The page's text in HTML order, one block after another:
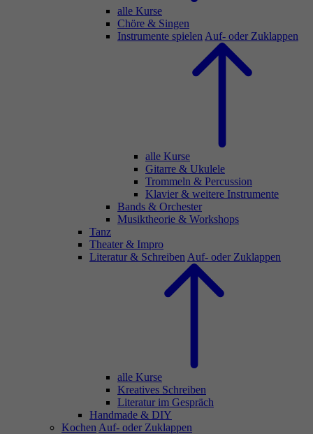
alle Kurse
Chöre & Singen
Instrumente spielen Auf- oder Zuklappen
alle Kurse
Gitarre & Ukulele
Trommeln & Percussion
Klavier & weitere Instrumente
Bands & Orchester
Musiktheorie & Workshops
Tanz
Theater & Impro
Literatur & Schreiben Auf- oder Zuklappen
alle Kurse
Kreatives Schreiben
Literatur im Gespräch
Handmade & DIY
Kochen Auf- oder Zuklappen